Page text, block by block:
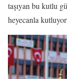
taşıyan bu kutlu
heyecanla